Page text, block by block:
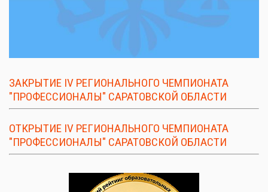
ЗАКРЫТИЕ IV РЕГИОНАЛЬНОГО ЧЕМПИОНАТА
"ПРОФЕССИОНАЛЫ" САРАТОВСКОЙ ОБЛАСТИ
ОТКРЫТИЕ IV РЕГИОНАЛЬНОГО ЧЕМПИОНАТА
"ПРОФЕССИОНАЛЫ" САРАТОВСКОЙ ОБЛАСТИ